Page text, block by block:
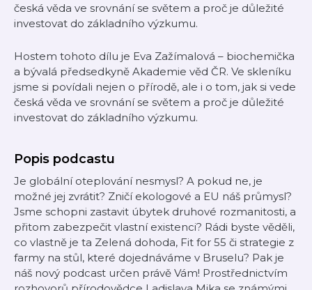
česká věda ve srovnání se světem a proč je důležité
investovat do základního výzkumu.
Hostem tohoto dílu je Eva Zažímalová – biochemička
a bývalá předsedkyně Akademie věd ČR. Ve skleníku
jsme si povídali nejen o přírodě, ale i o tom, jak si vede
česká věda ve srovnání se světem a proč je důležité
investovat do základního výzkumu.
Popis podcastu
Je globální oteplování nesmysl? A pokud ne, je
možné jej zvrátit? Zničí ekologové a EU náš průmysl?
Jsme schopni zastavit úbytek druhové rozmanitosti, a
přitom zabezpečit vlastní existenci? Rádi byste věděli,
co vlastně je ta Zelená dohoda, Fit for 55 či strategie z
farmy na stůl, které dojednáváme v Bruselu? Pak je
náš nový podcast určen právě Vám! Prostřednictvím